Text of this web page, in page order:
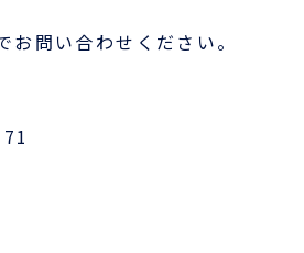
問い合わせください。